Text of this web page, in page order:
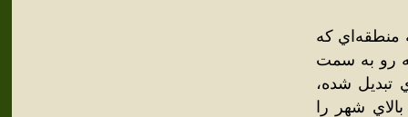
منطقه‌اي که
رو به سمت
تبديل شده،
شهر را